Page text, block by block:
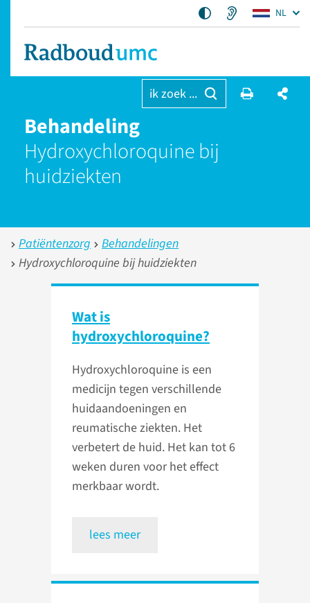
NL
ik zoek ...
Behandeling
Hydroxychloroquine bij
huidziekten
Patiëntenzorg
Behandelingen
Hydroxychloroquine bij huidziekten
Wat is
hydroxychloroquine?
Hydroxychloroquine is een
medicijn tegen verschillende
huidaandoeningen en
reumatische ziekten. Het
verbetert de huid. Het kan tot 6
weken duren voor het effect
merkbaar wordt.
lees meer